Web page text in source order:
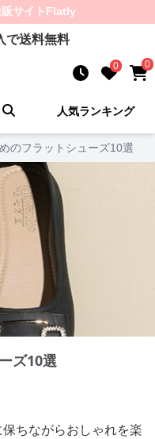
サイト Flatly
で送料無料
0 0
人気ランキング
のフラットシューズ10選
ズ10選
ちながらおしゃれを楽